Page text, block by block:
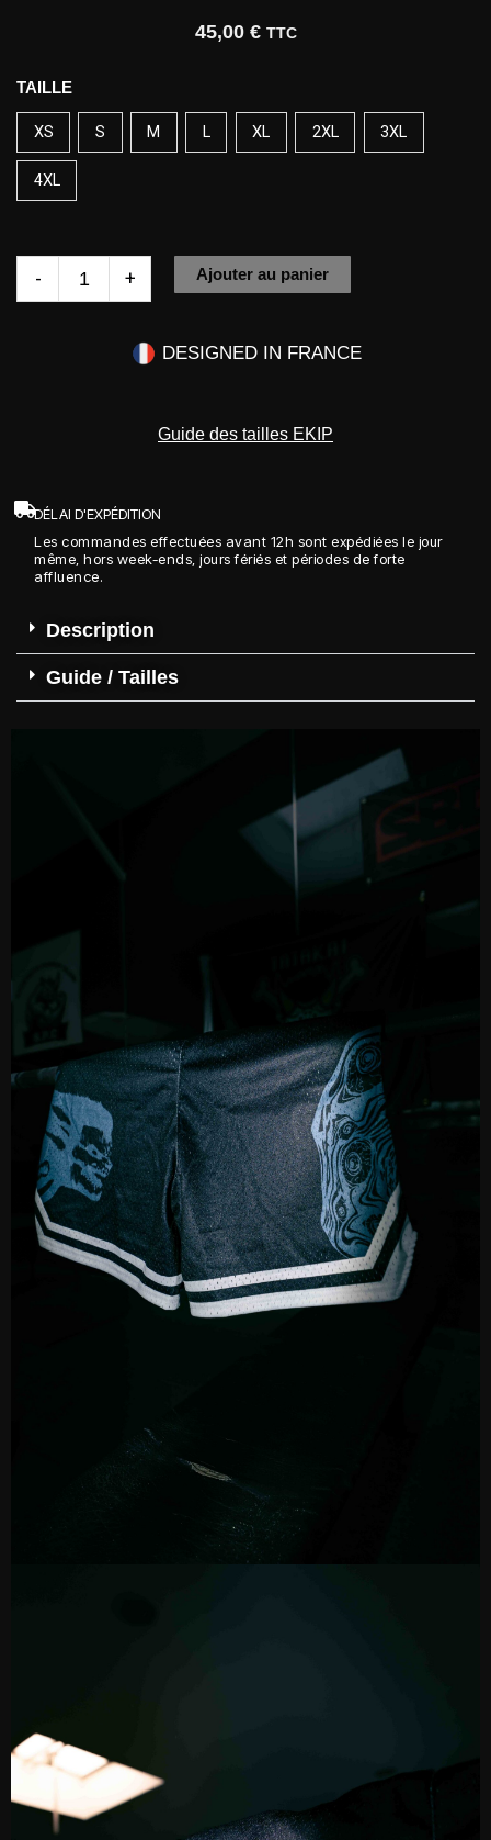
45,00 € TTC
TAILLE
XS S M L XL 2XL 3XL
4XL
-
quantité
de
Short
Mood
Noir
+ Ajouter au panier
DESIGNED IN FRANCE
Guide des tailles EKIP
DÉLAI D'EXPÉDITION
Les commandes effectuées avant 12h sont expédiées le jour
même, hors week-ends, jours fériés et périodes de forte
affluence.
Description
Guide / Tailles